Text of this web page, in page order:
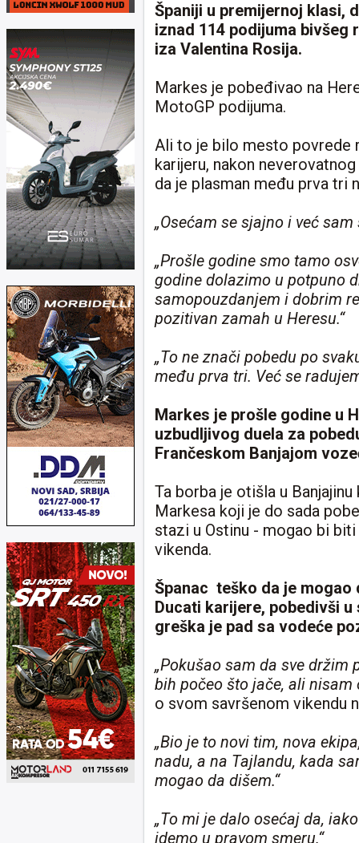
Španiji u premijernoj klasi,
iznad 114 podijuma bivšeg
iza Valentina Rosija.
Markes je pobeđivao na
MotoGP podijuma.
Ali to je bilo mesto povrede
karijeru, nakon
da je plasman među prva tri
„Osećam se sjajno i već
„Prošle godine smo tamo
godine dolazimo u potpuno
samopouzdanjem i dobrim
pozitivan zamah u Heresu.“
„To ne znači pobedu po
među prva tri. Već se
Markes je prošle godine u
uzbudljivog duela za
Frančeskom Banjajom
Ta borba je otišla u
Markesa koji je do sada
stazi u Ostinu - mogao bi
vikenda.
Španac teško da je
Ducati karijere, pobedivši
greška je pad sa vodeće
„Pokušao sam da sve
bih počeo što jače, ali nisam
o svom savršenom vikendu
„Bio je to novi tim, nova
nadu, a na Tajlandu, kada
mogao da dišem.“
„To mi je dalo osećaj da,
idemo u pravom smeru.“